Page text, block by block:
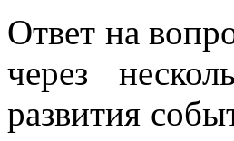
Ответ на
через
развития